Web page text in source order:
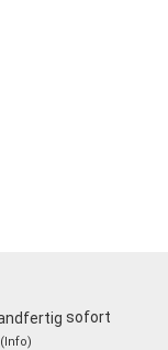
sofort
(Info)